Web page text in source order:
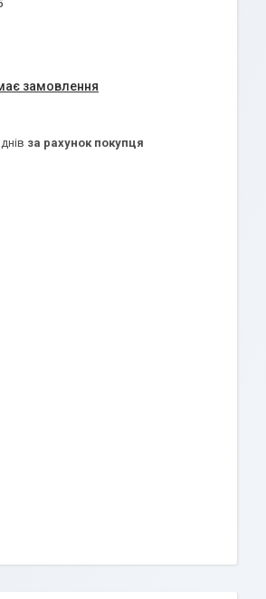
замовлення
за рахунок покупця